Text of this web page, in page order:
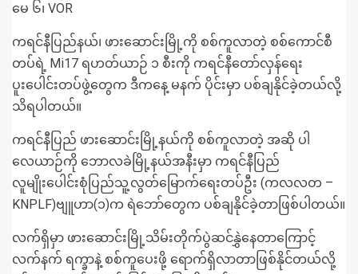
မေ ၆၊ VOR
ကရင်နီပြည်နယ်၊ ဖားဆောင်းမြို့ကို စစ်ကူလာတဲ့ စစ်ကောင်စီ
တပ်ရဲ့ Mi17 ရဟတ်ယာဉ် ၁ စီးကို ကရင်နီတော်လှန်ရေး
ပူးပေါင်းတပ်ဖွဲ့တွေက ဒီကနေ့ မနက် ပိုင်းမှာ ပစ်ချနိုင်ခဲ့တယ်လို့
သိရပါတယ်။
ကရင်နီပြည် ဖားဆောင်းမြို့နယ်ကို စစ်ကူလာတဲ့ အဆို ပါ
လေယာဉ်ကို ဘောလခဲမြို့နယ်အနီးမှာ ကရင်နီပြည်
လူမျိုး‌ပေါင်းစုံပြည်သူ့လွတ်မြောက်ရေးတပ်ဦး (ကလလတ –
KNPLF)ဗျူဟာ(၁)က ရဲဘော်တွေက ပစ်ချနိုင်ခဲ့တာဖြစ်ပါတယ်။
လက်ရှိမှာ ဖားဆောင်းမြို့သိမ်းတိုက်ပွဲဆင်နွှဲနေတာကြောင့်
လက်နက် ရက္ခာနဲ့ စစ်ကူပေးဖို့ ရောက်ရှိလာတာဖြစ်နိုင်တယ်လို့